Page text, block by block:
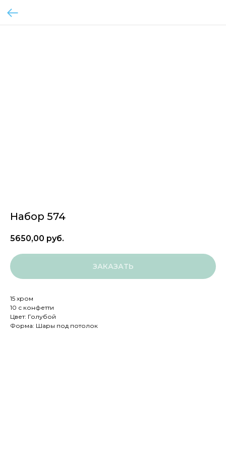
Набор 574
5650,00 руб.
ЗАКАЗАТЬ
15 хром
10 с конфетти
Цвет: Голубой
Форма: Шары под потолок